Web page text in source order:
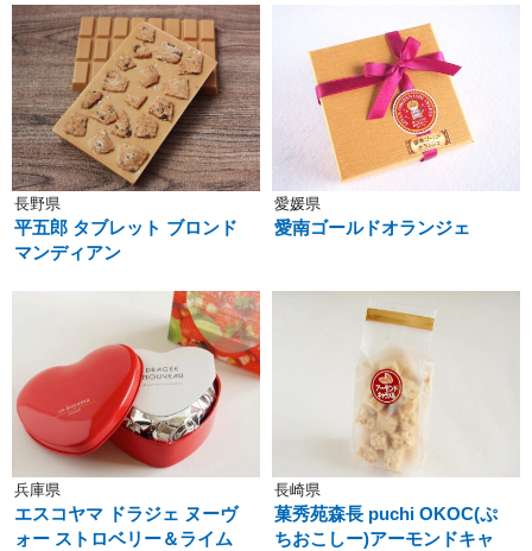
長野県
平五郎 タブレット ブロンド
マンディアン
愛媛県
愛南ゴールドオランジェ
兵庫県
エスコヤマ ドラジェ ヌーヴ
ォー ストロベリー＆ライム
長崎県
菓秀苑森長 puchi OKOC(ぷ
ちおこしー)アーモンドキャ